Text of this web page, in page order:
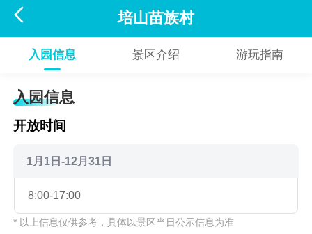
 培山苗族村
入园信息 景区介绍 游玩指南
入园信息
开放时间
1月1日-12月31日
8:00-17:00
* 以上信息仅供参考，具体以景区当日公示信息为准